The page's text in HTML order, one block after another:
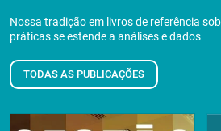
Nossa tradição em livros de referência
práticas se estende a análises e dados
TODAS AS PUBLICAÇÕES